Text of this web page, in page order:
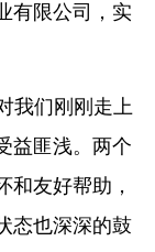
有限公司，实
我们刚刚走上
益匪浅。两个
和友好帮助，
态也深深的鼓